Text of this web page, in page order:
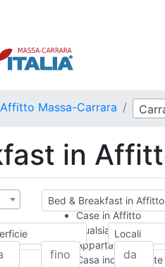
Massa-Carrara
in
Bed & Breakfast in Affitto
Case in Affitto
Qualsiasi
Appartamento
Casa indipendente
Locali